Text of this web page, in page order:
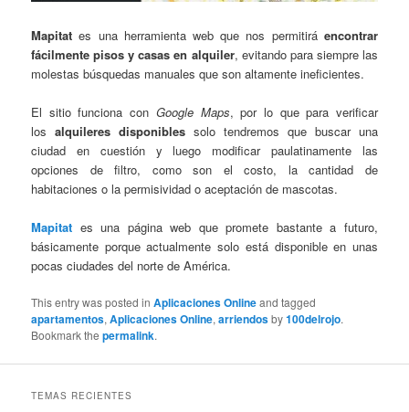
Mapitat es una herramienta web que nos permitirá encontrar
fácilmente pisos y casas en alquiler, evitando para siempre las
molestas búsquedas manuales que son altamente ineficientes.
El sitio funciona con Google Maps, por lo que para verificar
losalquileres disponibles solo tendremos que buscar una
ciudad en cuestión y luego modificar paulatinamente las
opciones de filtro, como son el costo, la cantidad de
habitaciones o la permisividad o aceptación de mascotas.
Mapitat es una página web que promete bastante a futuro,
básicamente porque actualmente solo está disponible en unas
pocas ciudades del norte de América.
This entry was posted inAplicaciones Onlineand tagged
apartamentos,Aplicaciones Online,arriendosby100delrojo.
Bookmark thepermalink.
TEMAS RECIENTES